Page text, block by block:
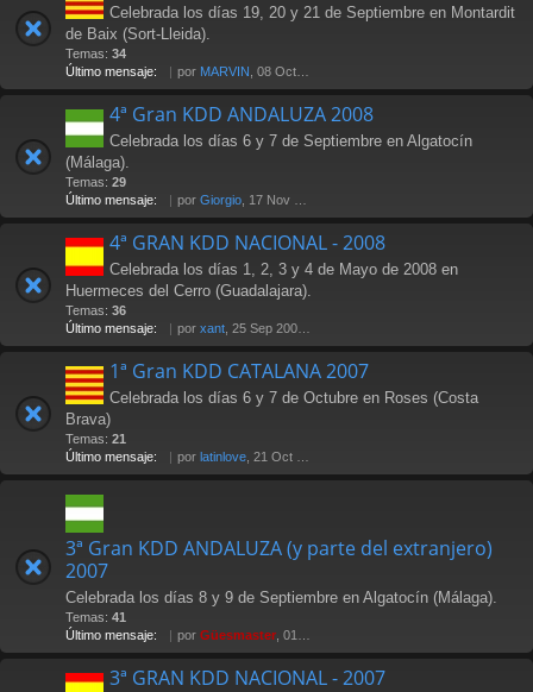
Celebrada los días 19, 20 y 21 de Septiembre en Montardit
de Baix (Sort-Lleida).
Temas: 34
Último mensaje:
por MARVIN , 08 Oct 2008 09:59
4ª Gran KDD ANDALUZA 2008
Celebrada los días 6 y 7 de Septiembre en Algatocín
(Málaga).
Temas: 29
Último mensaje:
por Giorgio , 17 Nov 2009 22:01
4ª GRAN KDD NACIONAL - 2008
Celebrada los días 1, 2, 3 y 4 de Mayo de 2008 en
Huermeces del Cerro (Guadalajara).
Temas: 36
Último mensaje:
por xant , 25 Sep 2008 11:02
1ª Gran KDD CATALANA 2007
Celebrada los días 6 y 7 de Octubre en Roses (Costa
Brava)
Temas: 21
Último mensaje:
por latinlove , 21 Oct 2007 20:28
3ª Gran KDD ANDALUZA (y parte del extranjero)
2007
Celebrada los días 8 y 9 de Septiembre en Algatocín (Málaga).
Temas: 41
Último mensaje:
por Güesmaster , 01 Oct 2007 02:36
3ª GRAN KDD NACIONAL - 2007